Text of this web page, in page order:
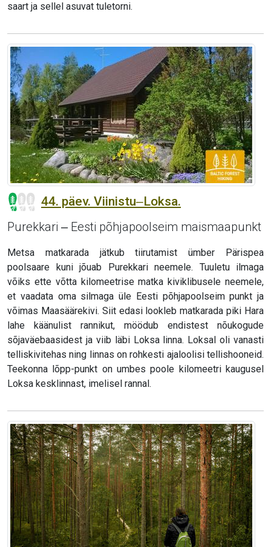
saart ja sellel asuvat tuletorni.
44. päev. Viinistu‒Loksa.
Purekkari ‒ Eesti põhjapoolseim maismaapunkt
Metsa matkarada jätkub tiirutamist ümber Pärispea
poolsaare kuni jõuab Purekkari neemele. Tuuletu ilmaga
võiks ette võtta kilomeetrise matka kiviklibusele neemele,
et vaadata oma silmaga üle Eesti põhjapoolseim punkt ja
võimas Maasäärekivi. Siit edasi lookleb matkarada piki Hara
lahe käänulist rannikut, möödub endistest nõukogude
sõjaväebaasidest ja viib läbi Loksa linna. Loksal oli vanasti
telliskivitehas ning linnas on rohkesti ajaloolisi tellishooneid.
Teekonna lõpp-punkt on umbes poole kilomeetri kaugusel
Loksa kesklinnast, imelisel rannal.